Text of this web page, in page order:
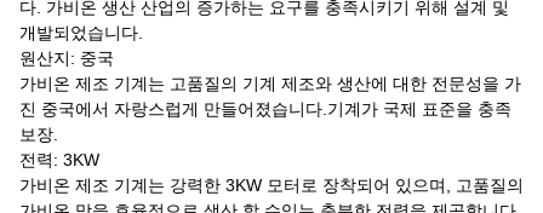
다. 가비온 생산 산업의 증가하는 요구를 충족시키기 위해 설계 및
개발되었습니다.
원산지: 중국
가비온 제조 기계는 고품질의 기계 제조와 생산에 대한 전문성을 가
진 중국에서 자랑스럽게 만들어졌습니다.기계가 국제 표준을 충족
보장.
전력: 3KW
가비온 제조 기계는 강력한 3KW 모터로 장착되어 있으며, 고품질의